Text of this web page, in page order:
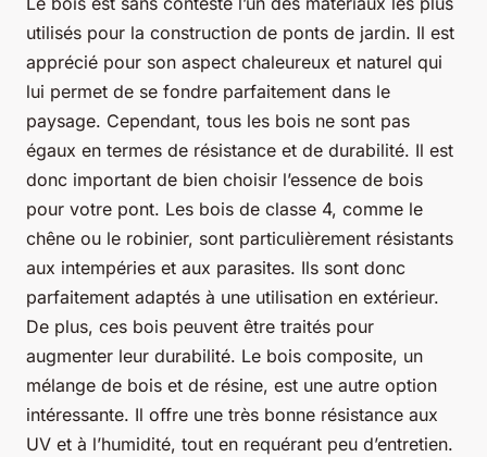
utilisés pour la construction de ponts de jardin. Il est
apprécié pour son aspect chaleureux et naturel qui
lui permet de se fondre parfaitement dans le
paysage. Cependant, tous les bois ne sont pas
égaux en termes de résistance et de durabilité. Il est
donc important de bien choisir l’essence de bois
pour votre pont. Les bois de classe 4, comme le
chêne ou le robinier, sont particulièrement résistants
aux intempéries et aux parasites. Ils sont donc
parfaitement adaptés à une utilisation en extérieur.
De plus, ces bois peuvent être traités pour
augmenter leur durabilité. Le bois composite, un
mélange de bois et de résine, est une autre option
intéressante. Il offre une très bonne résistance aux
UV et à l’humidité, tout en requérant peu d’entretien.